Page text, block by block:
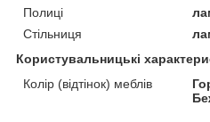
Полиці
Стільниця
Користувальницькі
Колір (відтінок) меблів